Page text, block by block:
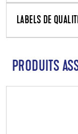
LABELS DE
PRODUITS